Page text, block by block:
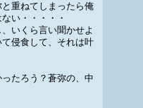
重ねてしまったら俺
い・・・・・
いくら言い聞かせよ
侵食して、それは叶
たろう？蒼弥の、中